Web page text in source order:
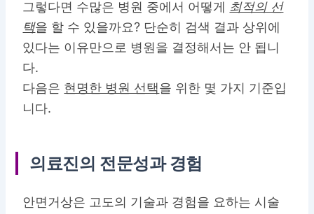
그렇다면 수많은 병원 중에서 어떻게 최적의 선
택을 할 수 있을까요? 단순히 검색 결과 상위에
있다는 이유만으로 병원을 결정해서는 안 됩니
다.
다음은 현명한 병원 선택을 위한 몇 가지 기준입
니다.
의료진의 전문성과 경험
안면거상은 고도의 기술과 경험을 요하는 시술